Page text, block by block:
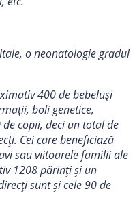
o neonatologie gradul
400 de bebeluși
boli genetice,
copii, deci un total de
Cei care beneficiază
sau viitoarele familii ale
1208 părinți și un
sunt și cele 90 de